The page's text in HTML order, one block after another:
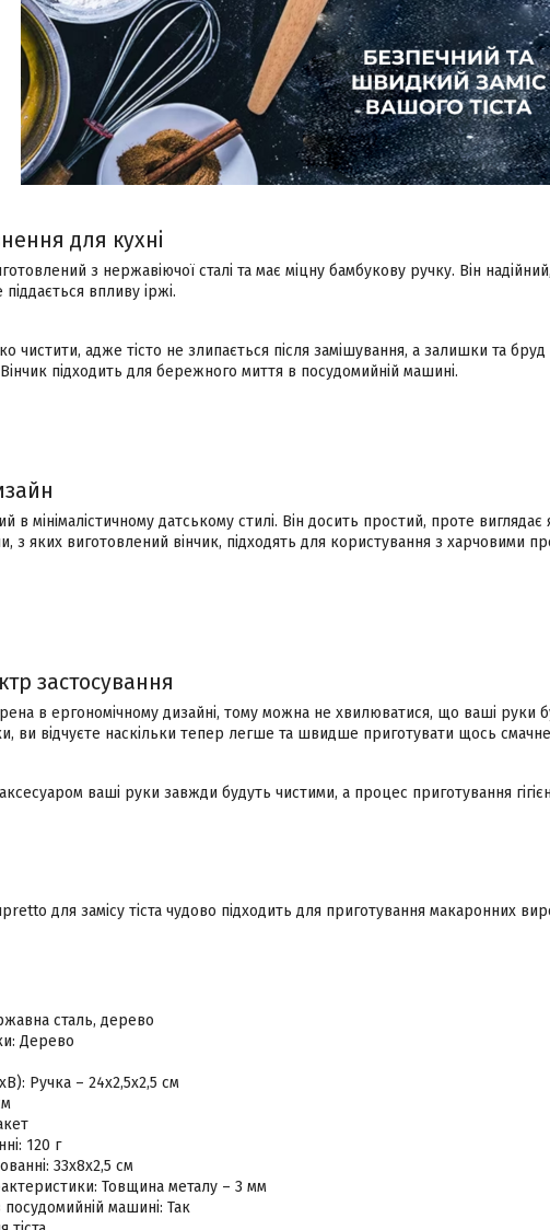
для кухні
з нержавіючої сталі та має міцну бамбукову ручку. Він
впливу іржі.
чистити, адже тісто не злипається після замішування, а залишки та
підходить для бережного миття в посудомийній машині.
в мінімалістичному датському стилі. Він досить простий, проте виглядає
з яких виготовлений вінчик, підходять для користування з харчовими
застосування
в ергономічному дизайні, тому можна не хвилюватися, що ваші руки
ви відчуєте наскільки тепер легше та швидше приготувати щось
ваші руки завжди будуть чистими, а процес приготування
для замісу тіста чудово підходить для приготування макаронних
сталь, дерево
Дерево
Ручка – 24х2,5х2,5 см
120 г
33х8х2,5 см
Товщина металу – 3 мм
машині: Так